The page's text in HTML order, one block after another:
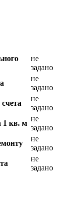
не
задано
не
задано
не
задано
1 кв. м
не
задано
не
задано
не
задано